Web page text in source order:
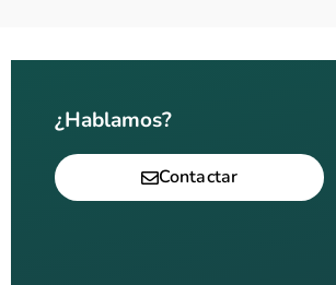
¿Hablamos?
Contactar